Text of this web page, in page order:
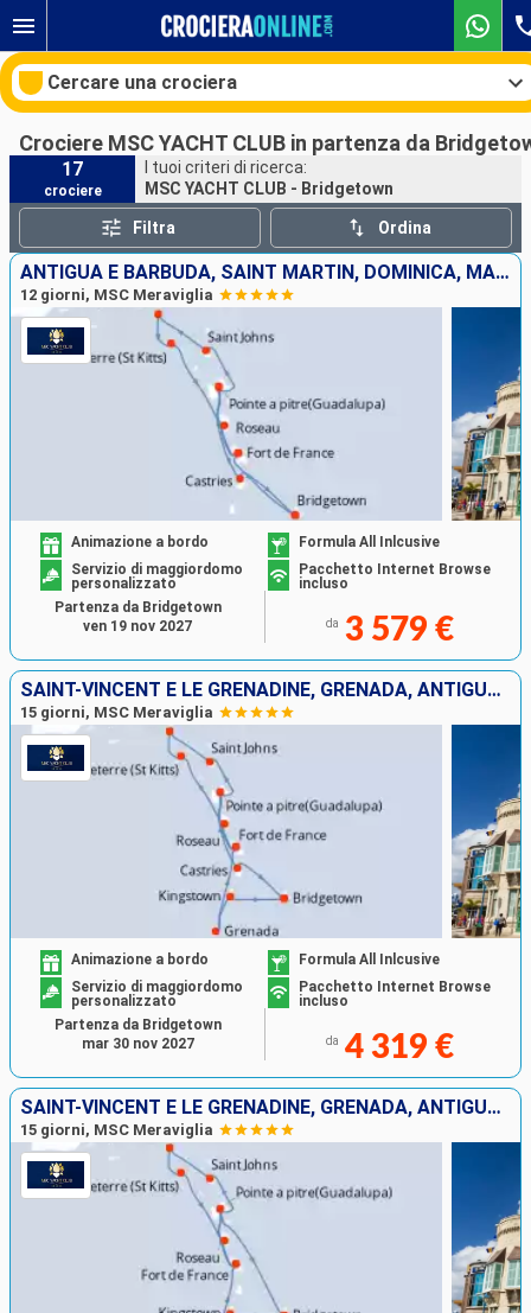
Cercare una crociera
Le nostre destinazioni
Mesi di partenza
Porti
Crociere MSC YACHT CLUB in partenza da
17
crociere
I tuoi criteri di ricerca:
MSC YACHT CLUB - Bridgetown
Filtra Ordina
ANTIGUA E BARBUDA, SAINT MARTIN, DOMINICA, MARTINICA, GUADALUPA, SANTA LUCIA, BARBADOS
12 giorni, MSC Meraviglia
Animazione a bordo
Formula All Inlcusive
Servizio di maggiordomo
personalizzato
Pacchetto Internet Browse
incluso
da 3 579 €
Partenza da Bridgetown
ven 19 nov 2027
SAINT-VINCENT E LE GRENADINE, GRENADA, ANTIGUA E BARBUDA, SAINT MARTIN, DOMINICA, MARTINICA, GUADALUPA, SANTA LUCIA, BARBADOS
15 giorni, MSC Meraviglia
Animazione a bordo
Formula All Inlcusive
Servizio di maggiordomo
personalizzato
Pacchetto Internet Browse
incluso
da 4 319 €
Partenza da Bridgetown
mar 30 nov 2027
SAINT-VINCENT E LE GRENADINE, GRENADA, ANTIGUA E BARBUDA, SAINT MARTIN, DOMINICA, MARTINICA, GUADALUPA, BARBADOS
15 giorni, MSC Meraviglia